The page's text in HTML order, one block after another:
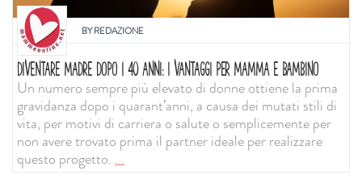
BYREDAZIONE
DIVENTARE MADRE DOPO I 40 ANNI: I VANTAGGI PER MAMMA E BAMBINO
Un numero sempre più elevato di donne ottiene la prima
gravidanza dopo i quarant’anni, a causa dei mutati stili di
vita, per motivi di carriera o salute o semplicemente per
non avere trovato prima il partner ideale per realizzare
questo progetto....